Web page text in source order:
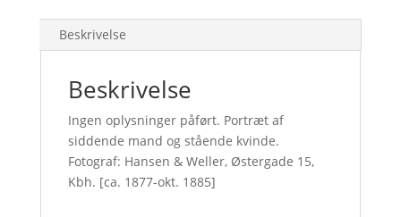
Beskrivelse
Beskrivelse
Ingen oplysninger påført. Portræt af
siddende mand og stående kvinde.
Fotograf: Hansen & Weller, Østergade 15,
Kbh. [ca. 1877-okt. 1885]